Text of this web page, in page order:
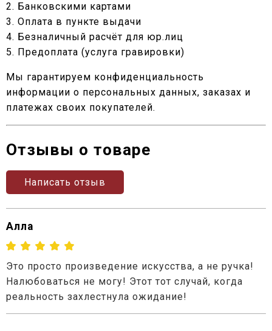
2. Банковскими картами
3. Оплата в пункте выдачи
4. Безналичный расчёт для юр.лиц
5. Предоплата (услуга гравировки)
Мы гарантируем конфиденциальность
информации о персональных данных, заказах и
платежах своих покупателей.
Отзывы о товаре
Написать отзыв
Алла
Это просто произведение искусства, а не ручка!
Налюбоваться не могу! Этот тот случай, когда
реальность захлестнула ожидание!